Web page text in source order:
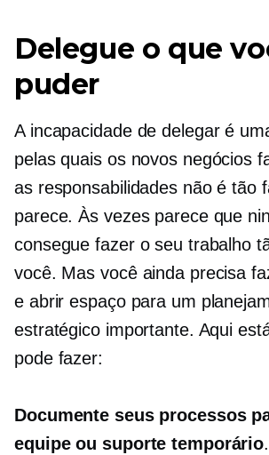
Delegue o que
puder
A incapacidade de delegar é
pelas quais os novos negócios
as responsabilidades não é tão
parece. Às vezes parece que
consegue fazer o seu trabalho
você. Mas você ainda precisa
e abrir espaço para um
estratégico importante. Aqui
pode fazer:
Documente seus processos
equipe ou suporte temporário